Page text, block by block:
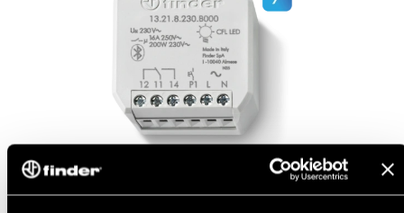
EGYCSATORNÁS, 6 A NÉVLEGES ÁRAMÚ,